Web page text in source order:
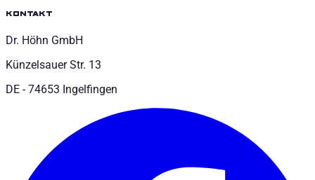
kontakt
Dr. Höhn GmbH
Künzelsauer Str. 13
DE - 74653 Ingelfingen